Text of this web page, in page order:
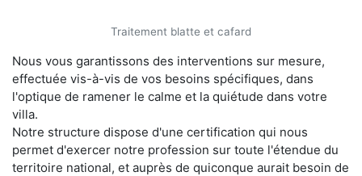
Traitement blatte et cafard
Nous vous garantissons des interventions sur mesure,
effectuée vis-à-vis de vos besoins spécifiques, dans
l'optique de ramener le calme et la quiétude dans votre
villa.
Notre structure dispose d'une certification qui nous
permet d'exercer notre profession sur toute l'étendue du
territoire national, et auprès de quiconque aurait besoin de